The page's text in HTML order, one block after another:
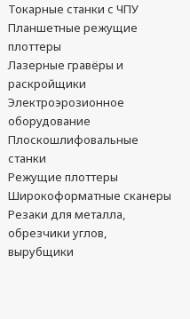
Токарные станки с ЧПУ
Планшетные режущие
плоттеры
Лазерные гравёры и
раскройщики
Электроэрозионное
оборудование
Плоскошлифовальные
станки
Режущие плоттеры
Широкоформатные сканеры
Резаки для металла,
обрезчики углов,
вырубщики